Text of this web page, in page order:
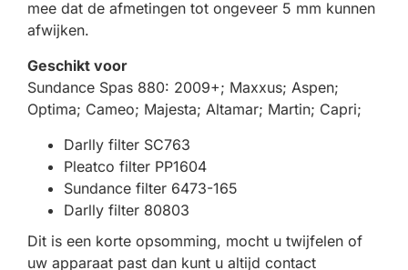
mee dat de afmetingen tot ongeveer 5 mm kunnen
afwijken.
Geschikt voor
Sundance Spas 880: 2009+; Maxxus; Aspen;
Optima; Cameo; Majesta; Altamar; Martin; Capri;
Darlly filter SC763
Pleatco filter PP1604
Sundance filter 6473-165
Darlly filter 80803
Dit is een korte opsomming, mocht u twijfelen of
uw apparaat past dan kunt u altijd contact